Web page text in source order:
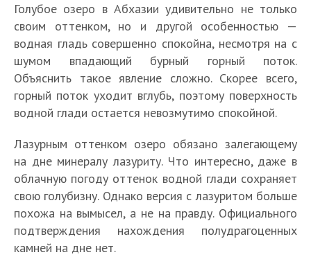
Голубое озеро в Абхазии удивительно не только
своим оттенком, но и другой особенностью —
водная гладь совершенно спокойна, несмотря на с
шумом впадающий бурный горный поток.
Объяснить такое явление сложно. Скорее всего,
горный поток уходит вглубь, поэтому поверхность
водной глади остается невозмутимо спокойной.
Лазурным оттенком озеро обязано залегающему
на дне минералу лазуриту. Что интересно, даже в
облачную погоду оттенок водной глади сохраняет
свою голубизну. Однако версия с лазуритом больше
похожа на вымысел, а не на правду. Официального
подтверждения нахождения полудрагоценных
камней на дне нет.